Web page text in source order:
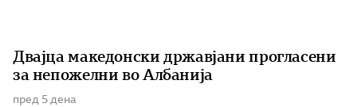
Двајца македонски државјани прогласени
за непожелни во Албанија
пред 5 дена